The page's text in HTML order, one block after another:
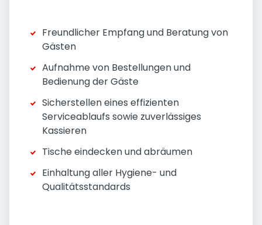
Freundlicher Empfang und Beratung von
Gästen
Aufnahme von Bestellungen und
Bedienung der Gäste
Sicherstellen eines effizienten
Serviceablaufs sowie zuverlässiges
Kassieren
Tische eindecken und abräumen
Einhaltung aller Hygiene- und
Qualitätsstandards